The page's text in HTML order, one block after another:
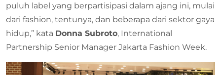
puluh label yang berpartisipasi dalam ajang ini, mulai
dari fashion, tentunya, dan beberapa dari sektor gaya
hidup,” kata Donna Subroto, International
Partnership Senior Manager Jakarta Fashion Week.